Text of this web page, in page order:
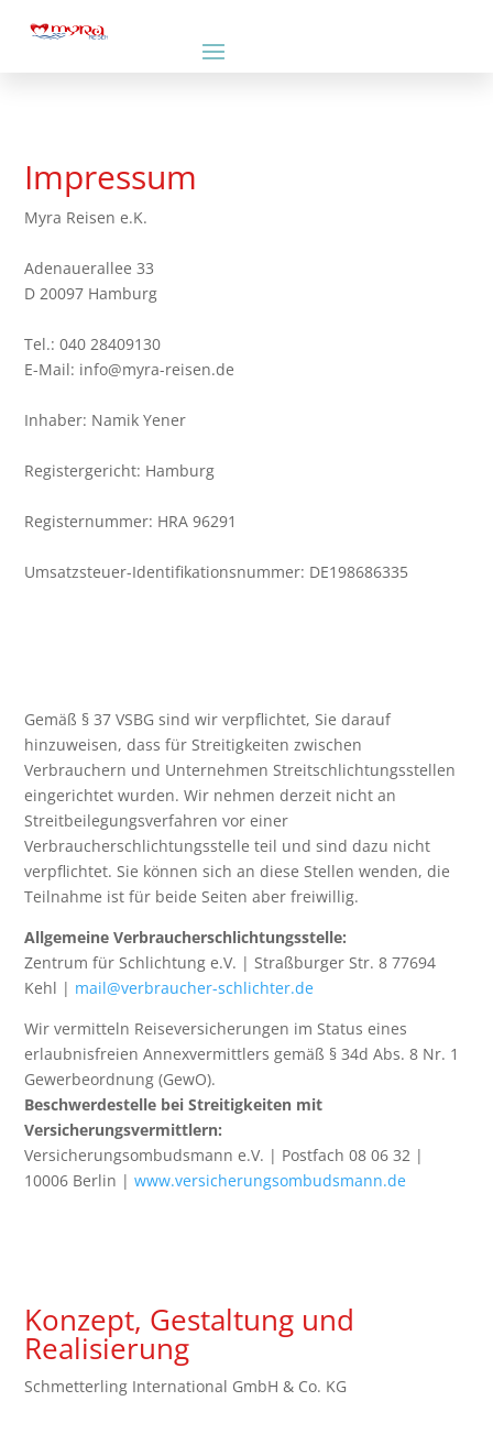
Impressum
Myra Reisen e.K.
Adenauerallee 33
D 20097 Hamburg
Tel.: 040 28409130
E-Mail: info@myra-reisen.de
Inhaber: Namik Yener
Registergericht: Hamburg
Registernummer: HRA 96291
Umsatzsteuer-Identifikationsnummer: DE198686335
Gemäß § 37 VSBG sind wir verpflichtet, Sie darauf
hinzuweisen, dass für Streitigkeiten zwischen
Verbrauchern und Unternehmen Streitschlichtungsstellen
eingerichtet wurden. Wir nehmen derzeit nicht an
Streitbeilegungsverfahren vor einer
Verbraucherschlichtungsstelle teil und sind dazu nicht
verpflichtet. Sie können sich an diese Stellen wenden, die
Teilnahme ist für beide Seiten aber freiwillig.
Allgemeine Verbraucherschlichtungsstelle:
Zentrum für Schlichtung e.V. | Straßburger Str. 8 77694
Kehl | mail@verbraucher-schlichter.de
Wir vermitteln Reiseversicherungen im Status eines
erlaubnisfreien Annexvermittlers gemäß § 34d Abs. 8 Nr. 1
Gewerbeordnung (GewO).
Beschwerdestelle bei Streitigkeiten mit
Versicherungsvermittlern:
Versicherungsombudsmann e.V. | Postfach 08 06 32 |
10006 Berlin |www.versicherungsombudsmann.de
Konzept, Gestaltung und
Realisierung
Schmetterling International GmbH & Co. KG